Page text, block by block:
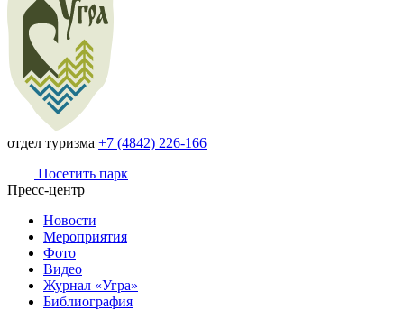
отдел туризма +7 (4842) 226-166
Посетить парк
Пресс-центр
Новости
Мероприятия
Фото
Видео
Журнал «Угра»
Библиография